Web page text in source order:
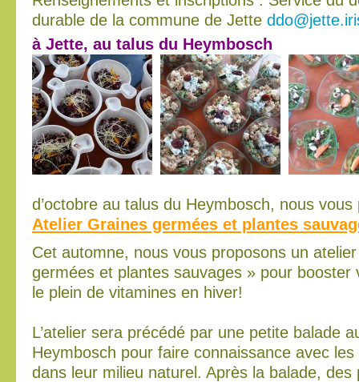
durable de la commune de Jette ddo
à Jette, au talus du Heymbosch
d’octobre au talus du Heymbosch, nous vous
Atelier Graines germées et plantes
Cet automne, nous vous proposons un atelier
germées et plantes sauvages » pour booster
le plein de vitamines en hiver!
L’atelier sera précédé par une petite balade
Heymbosch pour faire connaissance avec
dans leur milieu naturel. Après la balade, des